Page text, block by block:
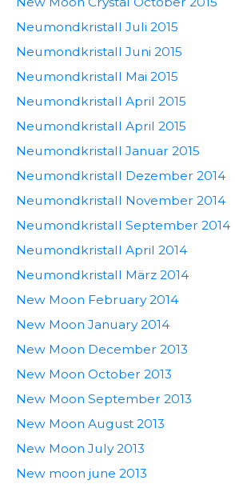
Neumondkristall Juli 2015
Neumondkristall Juni 2015
Neumondkristall Mai 2015
Neumondkristall April 2015
Neumondkristall April 2015
Neumondkristall Januar 2015
Neumondkristall Dezember 2014
Neumondkristall November 2014
Neumondkristall September 2014
Neumondkristall April 2014
Neumondkristall März 2014
New Moon February 2014
New Moon January 2014
New Moon December 2013
New Moon October 2013
New Moon September 2013
New Moon August 2013
New Moon July 2013
New moon june 2013